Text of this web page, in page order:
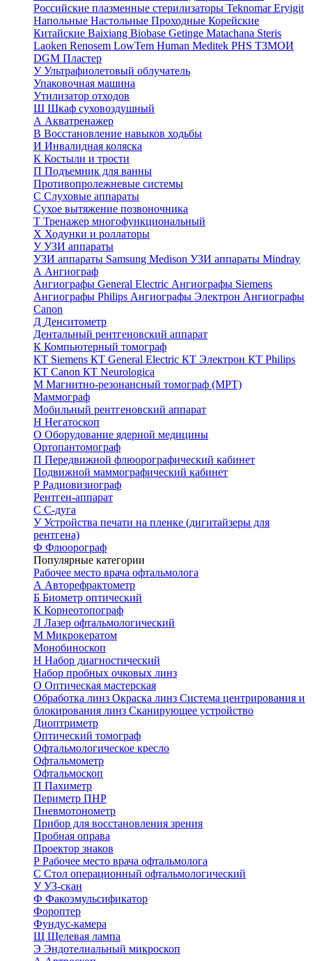
Российские плазменные стерилизаторы TeknomarEryigit
Напольные Настольные Проходные Корейские
Китайские Baixiang Biobase Getinge Matachana Steris
Laoken Renosem LowTem Human Meditek PHS ТЗМОИ
DGM Пластер
УУльтрафиолетовый облучатель
Упаковочная машина
Утилизатор отходов
Ш Шкаф суховоздушный
А Акватренажер
В Восстановление навыков ходьбы
И Инвалидная коляска
К Костыли и трости
П Подъемник для ванны
Противопролежневые системы
С Слуховые аппараты
Сухое вытяжение позвоночника
Т Тренажер многофункциональный
Х Ходунки и роллаторы
УУЗИ аппараты
УЗИ аппараты Samsung Medison УЗИ аппараты Mindray
А Ангиограф
Ангиографы General Electric Ангиографы Siemens
Ангиографы Philips Ангиографы Электрон Ангиографы
Canon
Д Денситометр
Дентальный рентгеновский аппарат
К Компьютерный томограф
КТ Siemens КТ General Electric КТ Электрон КТ Philips
КТ Canon КТ Neurologica
М Магнитно-резонансный томограф (МРТ)
Маммограф
Мобильный рентгеновский аппарат
Н Негатоскоп
О Оборудование ядерной медицины
Ортопантомограф
П Передвижной флюорографический кабинет
Подвижной маммографический кабинет
Р Радиовизиограф
Рентген-аппарат
С С-дуга
УУстройства печати на пленке (дигитайзеры для
рентгена)
Ф Флюорограф
Популярные категории
Рабочее место врача офтальмолога
А Авторефрактометр
Б Биометр оптический
К Корнеотопограф
Л Лазер офтальмологический
М Микрокератом
Монобиноскоп
Н Набор диагностический
Набор пробных очковых линз
О Оптическая мастерская
Обработка линз Окраска линз Система центрирования и
блокирования линз Сканирующее устройство
Диоптриметр
Оптический томограф
Офтальмологическое кресло
Офтальмометр
Офтальмоскоп
П Пахиметр
Периметр ПНР
Пневмотонометр
Прибор для восстановления зрения
Пробная оправа
Проектор знаков
Р Рабочее место врача офтальмолога
С Стол операционный офтальмологический
УУЗ-скан
Ф Факоэмульсификатор
Фороптер
Фундус-камера
Щ Щелевая лампа
Э Эндотелиальный микроскоп